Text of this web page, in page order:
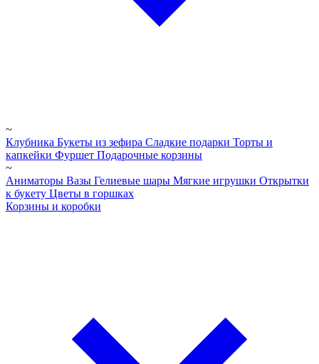
~
Клубника Букеты из зефира Сладкие подарки Торты и
капкейки Фуршет Подарочные корзины
~
Аниматоры Вазы Гелиевые шары Мягкие игрушки Открытки
к букету Цветы в горшках
Корзины и коробки